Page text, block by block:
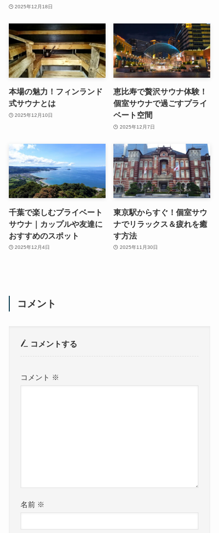
2025年12月18日
本場の魅力！フィンランド
式サウナとは
2025年12月10日
恵比寿で贅沢サウナ体験！
個室サウナで過ごすプライ
ベート空間
2025年12月7日
千葉で楽しむプライベート
サウナ｜カップルや友達に
おすすめのスポット
2025年12月4日
東京駅からすぐ！個室サウ
ナでリラックス＆疲れを癒
す方法
2025年11月30日
コメント
コメントする
コメント ※
名前 ※